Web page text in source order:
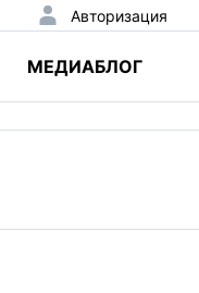
Авторизация
МЕДИАБЛОГ